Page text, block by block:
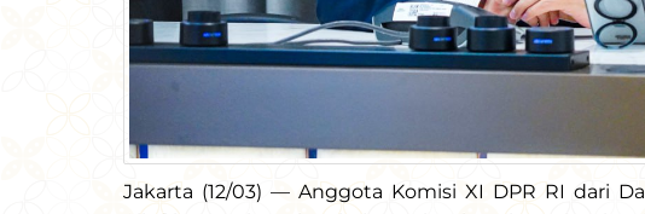
Jakarta (12/03) — Anggota Komisi XI DPR RI dari